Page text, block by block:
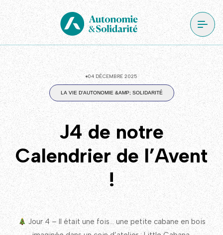
04 DÉCEMBRE 2025
LA VIE D'AUTONOMIE &AMP; SOLIDARITÉ
J4 de notre
Calendrier de l’Avent
!
Jour 4 – Il était une fois… une petite cabane en bois